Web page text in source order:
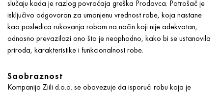
slučaju kada je razlog povraćaja greška Prodavca. Potrošač je
isključivo odgovoran za umanjenu vrednost robe, koja nastane
kao posledica rukovanja robom na način koji nije adekvatan,
odnosno prevazilazi ono što je neophodno, kako bi se ustanovila
priroda, karakteristike i funkcionalnost robe.
Saobraznost
Kompanija Ziili d.o.o. se obavezuje da isporuči robu koja je